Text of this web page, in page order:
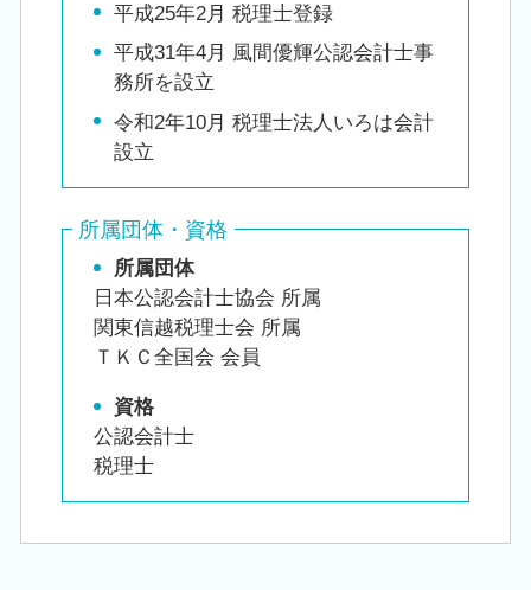
平成25年2月 税理士登録
平成31年4月 風間優輝公認会計士事
務所を設立
令和2年10月 税理士法人いろは会計
設立
所属団体・資格
所属団体
日本公認会計士協会 所属
関東信越税理士会 所属
ＴＫＣ全国会 会員
資格
公認会計士
税理士